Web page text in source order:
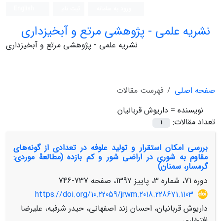
نشریه علمی - پژوهشی مرتع و آبخیزداری
نشریه علمی - پژوهشی مرتع و آبخیزداری
صفحه اصلی
فهرست مقالات
نویسنده = داریوش قربانیان
تعداد مقالات:
1
بررسی امکان استقرار و تولید علوفه در تعدادی از گونه‌های
مقاوم به شوری در اراضی شور و کم بازده (مطالعۀ موردی:
گرمسار، سمنان)
دوره 71، شماره 3، پاییز 1397، صفحه
737-746
https://doi.org/10.22059/jrwm.2018.228671.1103
داریوش قربانیان، احسان زند اصفهانی، حیدر شرفیه، علیرضا